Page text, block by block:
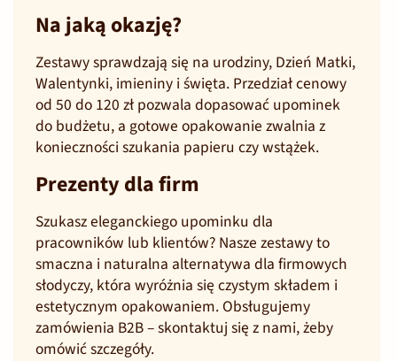
Na jaką okazję?
Zestawy sprawdzają się na urodziny, Dzień Matki,
Walentynki, imieniny i święta. Przedział cenowy
od 50 do 120 zł pozwala dopasować upominek
do budżetu, a gotowe opakowanie zwalnia z
konieczności szukania papieru czy wstążek.
Prezenty dla firm
Szukasz eleganckiego upominku dla
pracowników lub klientów? Nasze zestawy to
smaczna i naturalna alternatywa dla firmowych
słodyczy, która wyróżnia się czystym składem i
estetycznym opakowaniem. Obsługujemy
zamówienia B2B – skontaktuj się z nami, żeby
omówić szczegóły.